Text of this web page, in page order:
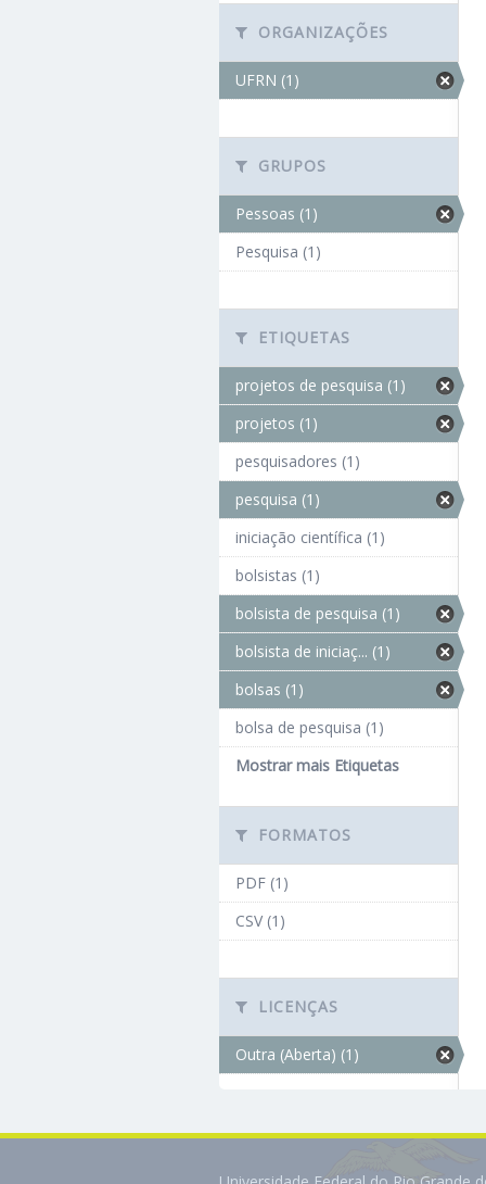
ORGANIZAÇÕES
UFRN (1)
GRUPOS
Pessoas (1)
Pesquisa (1)
ETIQUETAS
projetos de pesquisa (1)
projetos (1)
pesquisadores (1)
pesquisa (1)
iniciação científica (1)
bolsistas (1)
bolsista de pesquisa (1)
bolsista de iniciaç... (1)
bolsas (1)
bolsa de pesquisa (1)
Mostrar mais Etiquetas
FORMATOS
PDF (1)
CSV (1)
LICENÇAS
Outra (Aberta) (1)